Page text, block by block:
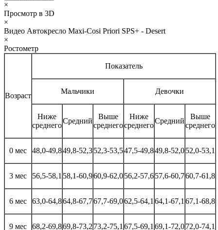
×
Просмотр в 3D
×
Видео Автокресло Maxi-Cosi Priori SPS+ - Desert
×
Ростометр
Возраст
Показатель
Мальчики Девочки
Ниже
среднего
Средний
Выше
среднего
Ниже
среднего
Средний
Выше
среднего
0 мес 48,0-49,849,8-52,352,3-53,547,5-49,849,8-52,052,0-53,1
3 мес 56,5-58,1 58,1-60,960,9-62,056,2-57,657,6-60,760,7-61,8
6 мес 63,0-64,864,8-67,767,7-69,062,5-64,1 64,1-67,1 67,1-68,8
9 мес 68,2-69,869,8-73,2 73,2-75,1 67,5-69,1 69,1-72,072,0-74,1